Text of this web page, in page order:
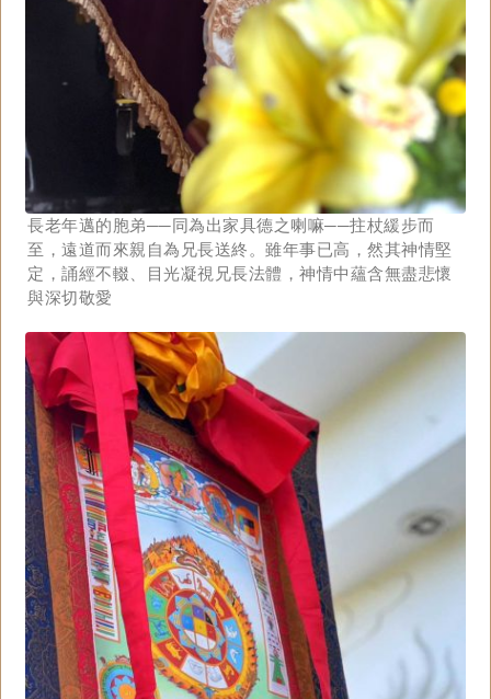
長老年邁的胞弟──同為出家具德之喇嘛──拄杖緩步而
至，遠道而來親自為兄長送終。雖年事已高，然其神情堅
定，誦經不輟、目光凝視兄長法體，神情中蘊含無盡悲懷
與深切敬愛